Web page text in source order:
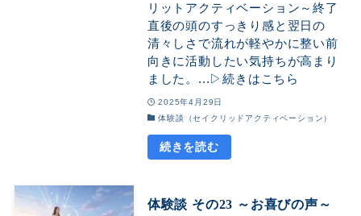
リットアクティベーション～終了
直後の頭のすっきり感と翌日の
清々しさで流れが軽やかに整い前
向きに活動したい気持ちが高まり
ました。...▷続きはこちら
2025年4月29日
体験談（セイクリッドアクティベーション）
体験談 その23 ～お喜びの声～